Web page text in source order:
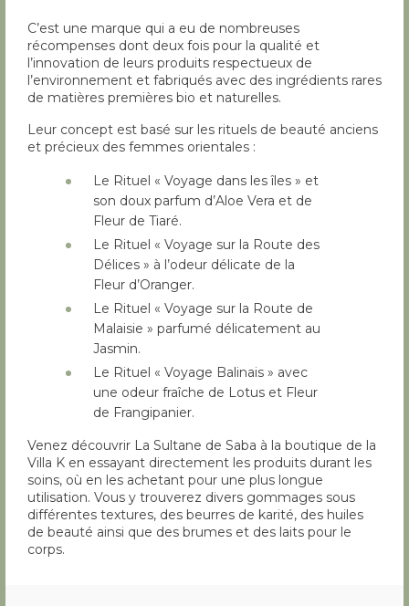
C’est une marque qui a eu de nombreuses
récompenses dont deux fois pour la qualité et
l’innovation de leurs produits respectueux de
l’environnement et fabriqués avec des ingrédients rares
de matières premières bio et naturelles.
Leur concept est basé sur les rituels de beauté anciens
et précieux des femmes orientales :
Le Rituel « Voyage dans les îles » et
son doux parfum d’Aloe Vera et de
Fleur de Tiaré.
Le Rituel « Voyage sur la Route des
Délices » à l’odeur délicate de la
Fleur d’Oranger.
Le Rituel « Voyage sur la Route de
Malaisie » parfumé délicatement au
Jasmin.
Le Rituel « Voyage Balinais » avec
une odeur fraîche de Lotus et Fleur
de Frangipanier.
Venez découvrir La Sultane de Saba à la boutique de la
Villa K en essayant directement les produits durant les
soins, où en les achetant pour une plus longue
utilisation. Vous y trouverez divers gommages sous
différentes textures, des beurres de karité, des huiles
de beauté ainsi que des brumes et des laits pour le
corps.